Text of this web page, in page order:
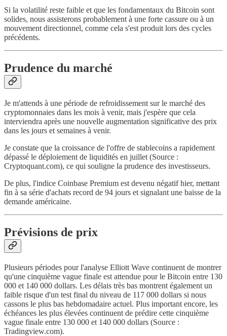
Si la volatilité reste faible et que les fondamentaux du Bitcoin sont
solides, nous assisterons probablement à une forte cassure ou à un
mouvement directionnel, comme cela s'est produit lors des cycles
précédents.
Prudence du marché
Je m'attends à une période de refroidissement sur le marché des
cryptomonnaies dans les mois à venir, mais j'espère que cela
interviendra après une nouvelle augmentation significative des prix
dans les jours et semaines à venir.
Je constate que la croissance de l'offre de stablecoins a rapidement
dépassé le déploiement de liquidités en juillet (Source :
Cryptoquant.com), ce qui souligne la prudence des investisseurs.
De plus, l'indice Coinbase Premium est devenu négatif hier, mettant
fin à sa série d'achats record de 94 jours et signalant une baisse de la
demande américaine.
Prévisions de prix
Plusieurs périodes pour l'analyse Elliott Wave continuent de montrer
qu'une cinquième vague finale est attendue pour le Bitcoin entre 130
000 et 140 000 dollars. Les délais très bas montrent également un
faible risque d'un test final du niveau de 117 000 dollars si nous
cassons le plus bas hebdomadaire actuel. Plus important encore, les
échéances les plus élevées continuent de prédire cette cinquième
vague finale entre 130 000 et 140 000 dollars (Source :
Tradingview.com).